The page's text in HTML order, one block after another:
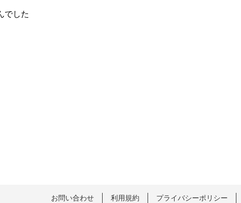
でした
お問い合わせ 利用規約 プライバシーポリシー